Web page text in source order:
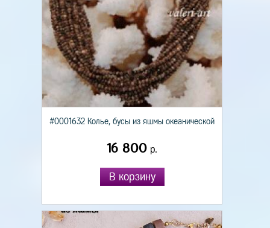
#0001632 Колье, бусы из яшмы океанической
16 800 р.
В корзину